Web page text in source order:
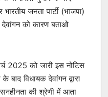
जनता पार्टी (भाजपा)
को कारण बताओ
2025 को जारी इस नोटिस
बाद विधायक देवांगन द्वारा
की श्रेणी में आता